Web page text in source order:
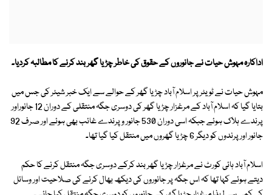
اداکارہ مہوش حیات نے جانوروں کے حقوق کی خاطر چڑیا گھر بند کرنے کا مطالبہ کردیا۔
مہوش حیات نے ٹویٹر پر اسلام آباد چڑیا گھر کے حوالے سے ایک خبر شیئر کی جس میں
بتایا گیا کہ اسلام آباد کے مرغزار چڑیا گھر کی دوسری جگہ منتقلی کے دوران 12 جانوراور
پرندے ہلاک ہوئے جبکہ اسی دوران 530 جانور و پرندے غائب بھی ہوئے اور صرف 92
جانور اور پرندوں کو دیگر 6 چڑیا گھروں میں منتقل کیا گیا تھا۔
اسلام آباد ہائی کورٹ نے مرغزار چڑیا گھر بند کرکے دوسری جگہ منتقل کرنے کا حکم
دیتے ہوئے کہا تھا کہ اس جگہ پر جانوروں کی دیکھ بھال کرنے کی صلاحیت اور وسائل